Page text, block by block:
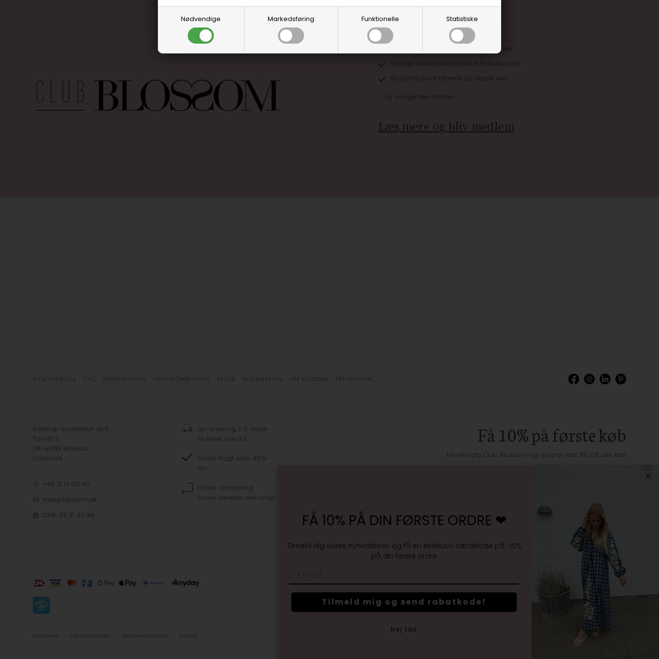
Nødvendige Markedsføring Funktionelle Statistiske
Optjen 3% i bonuskroner når du handler
Særlige, eksklusive tilbud kun til klubkunder
Brug dine point allerede på næste køb
.... og mange flere fordele
Læs mere og bliv medlem
KUNDESERVICE FAQ - ORDRESPORING GRATIS OMBYTNING RETUR REKLAMATION OM BLOSSOM RETURPORTAL
Kalstrup Livsstilshus ApS
Torvet 3
DK-9492 Blokhus
Danmark
+45 21 13 60 40
mail@blossom.dk
CVR: 32 15 43 44
Lyn levering, 1-3 dage
Få leveret med GLS
Gratis fragt over 499,-
GLS
Gratis ombytning
Passer størrelsen ikke? ombyt gratis
Få 10% på første køb
Tilmeld dig Club Blossom og opspar fast 3% på alle køb
Jeg accepterervilkårene samt markedsføring
KØBSVILKÅR -FORTRYDELSESRET -PERSONDATAPOLITIK SITEMAP
FÅ 10% PÅ DIN FØRSTE ORDRE ❤︎
Tilmeld dig vores nyhedsbrev og få en eksklusiv rabatkode på -10%
på din første ordre
Tilmeld mig og send rabatkode!
Nej tak